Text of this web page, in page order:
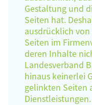
Gestaltung und
Seiten hat.
ausdrücklich
Seiten im
deren Inhalte
Landesverband
hinaus keinerlei
gelinkten Seiten
Dienstleistungen.